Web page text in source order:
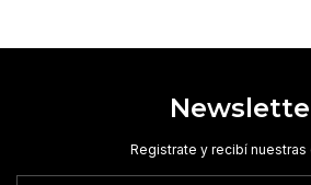
Registrate y recibí nuestras